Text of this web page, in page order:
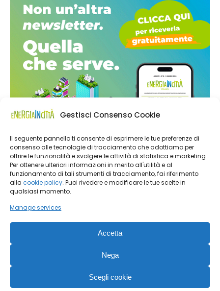
Gestisci Consenso Cookie
Il seguente pannello ti consente di esprimere le tue preferenze di
consenso alle tecnologie di tracciamento che adottiamo per
offrire le funzionalità e svolgere le attività di statistica e marketing.
Per ottenere ulteriori informazioni in merito all'utilità e al
funzionamento di tali strumenti di tracciamento, fai riferimento
alla cookie policy. Puoi rivedere e modificare le tue scelte in
qualsiasi momento.
Manage services
Accetta
Nega
Scegli cookie
Energia in Città | Editoriale Farlastrada Srl, Via Martiri della
Libertà, 28 – 20833 Giussano (MB) |Privacy Policy|Cookie